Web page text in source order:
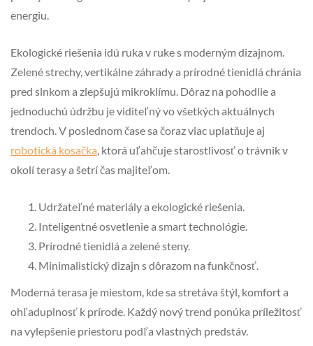
energiu.
Ekologické riešenia idú ruka v ruke s moderným dizajnom.
Zelené strechy, vertikálne záhrady a prírodné tienidlá chránia
pred slnkom a zlepšujú mikroklímu. Dôraz na pohodlie a
jednoduchú údržbu je viditeľný vo všetkých aktuálnych
trendoch. V poslednom čase sa čoraz viac uplatňuje aj
robotická kosačka, ktorá uľahčuje starostlivosť o trávnik v
okolí terasy a šetrí čas majiteľom.
Udržateľné materiály a ekologické riešenia.
Inteligentné osvetlenie a smart technológie.
Prírodné tienidlá a zelené steny.
Minimalistický dizajn s dôrazom na funkčnosť.
Moderná terasa je miestom, kde sa stretáva štýl, komfort a
ohľaduplnosť k prírode. Každý nový trend ponúka príležitosť
na vylepšenie priestoru podľa vlastných predstáv.